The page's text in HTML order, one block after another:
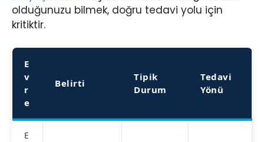
olduğunuzu bilmek, doğru tedavi yolu için
kritiktir.
E
v
r
e
Belirti
Tipik
Durum
Tedavi
Yönü
E